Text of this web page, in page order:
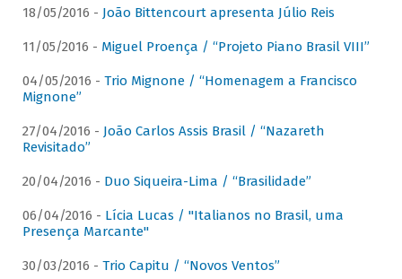
18/05/2016 - João Bittencourt apresenta Júlio Reis
11/05/2016 - Miguel Proença / “Projeto Piano Brasil VIII”
04/05/2016 - Trio Mignone / “Homenagem a Francisco
Mignone”
27/04/2016 - João Carlos Assis Brasil / “Nazareth
Revisitado”
20/04/2016 - Duo Siqueira-Lima / “Brasilidade”
06/04/2016 - Lícia Lucas / "Italianos no Brasil, uma
Presença Marcante"
30/03/2016 - Trio Capitu / “Novos Ventos”